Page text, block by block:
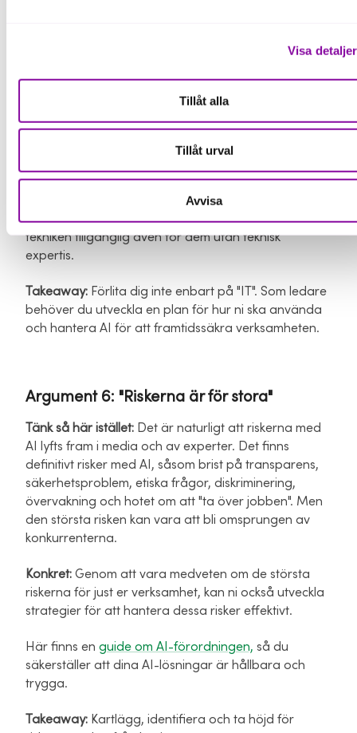
Visa detaljer
Tillåt alla
Tillåt urval
Avvisa
Tänk så här istället: IT-avdelningen eller IT-partnern
stötta och hjälpa dig med tekniken, men AI kommer
att påverka hela organisationen, vilket innebär att
alla delar av verksamheten måste vara med.
Ledningen måste ta ledningen.
Konkret:Se AI som ett affärsverktyg eller ett
designmaterial, inte en IT-lösning.
Användargränssnitten förbättras snabbt, vilket gör
tekniken tillgänglig även för dem utan teknisk
expertis.
Takeaway: Förlita dig inte enbart på "IT". Som ledare
behöver du utveckla en plan för hur ni ska använda
och hantera AI för att framtidssäkra verksamheten.
Argument 6: "Riskerna är för stora"
Tänk så här istället: Det är naturligt att riskerna med
AI lyfts fram i media och av experter. Det finns
definitivt risker med AI, såsom brist på transparens,
säkerhetsproblem, etiska frågor, diskriminering,
övervakning och hotet om att "ta över jobben". Men
den största risken kan vara att bli omsprungen av
konkurrenterna.
Konkret: Genom att vara medveten om de största
riskerna för just er verksamhet, kan ni också utveckla
strategier för att hantera dessa risker effektivt.
Här finns en guide om AI-förordningen, så du
säkerställer att dina AI-lösningar är hållbara och
trygga.
Takeaway: Kartlägg, identifiera och ta höjd för